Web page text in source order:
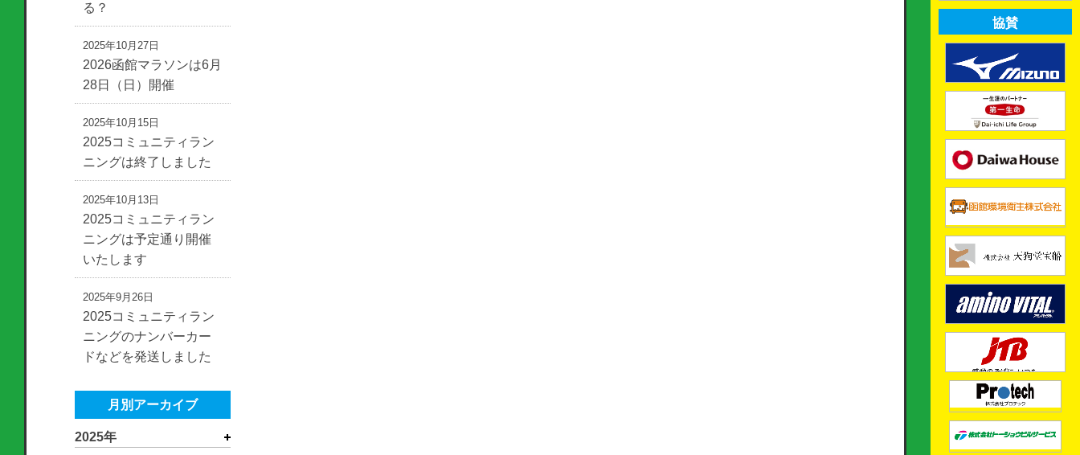
る？
2025年10月27日
2026函館マラソンは6月
28日（日）開催
2025年10月15日
2025コミュニティラン
ニングは終了しました
2025年10月13日
2025コミュニティラン
ニングは予定通り開催
いたします
2025年9月26日
2025コミュニティラン
ニングのナンバーカー
ドなどを発送しました
月別アーカイブ
2025年
協賛